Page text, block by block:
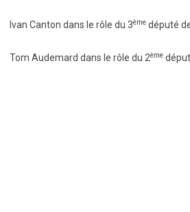
Ivan Canton dans le rôle du 3ème député
Tom Audemard dans le rôle du 2ème